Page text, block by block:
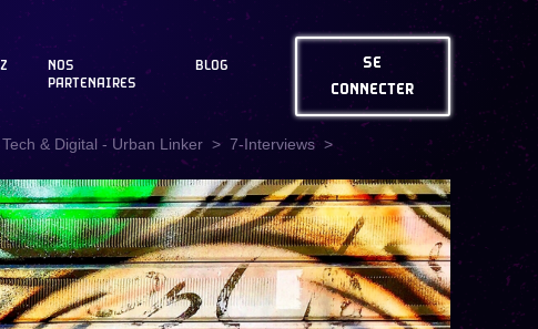
NOS
PARTENAIRES
BLOG
SE
CONNECTER
& Digital - Urban Linker
7-Interviews